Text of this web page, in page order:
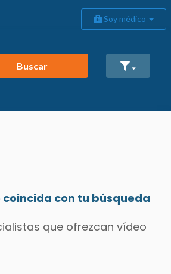
Soy médico
Buscar
con tu búsqueda
que ofrezcan vídeo